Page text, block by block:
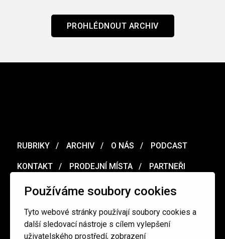
Používáme soubory cookies
Tyto webové stránky používají soubory cookies a
další sledovací nástroje s cílem vylepšení
uživatelského prostředí, zobrazení
PROHLÉDNOUT ARCHIV
RUBRIKY ARCHIV O NÁS PODCAST
KONTAKT PRODEJNÍ MÍSTA PARTNEŘI
MERCH VOUCHER
Ochrana osobních údajů / Obchodní podmínky